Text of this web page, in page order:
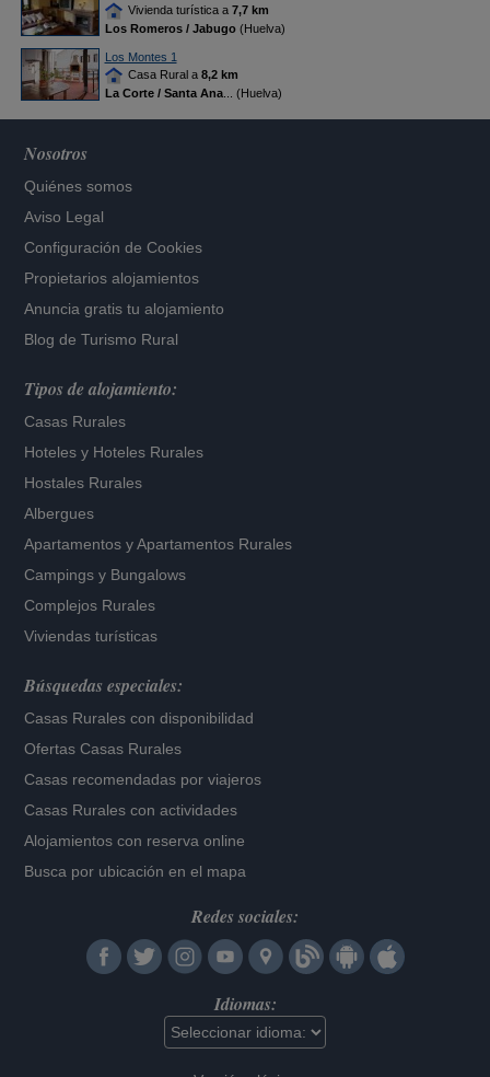
Vivienda turística a 7,7 km
Los Romeros / Jabugo(Huelva)
Los Montes 1
Casa Rural a 8,2 km
La Corte / Santa Ana... (Huelva)
Nosotros
Quiénes somos
Aviso Legal
Configuración de Cookies
Propietarios alojamientos
Anuncia gratis tu alojamiento
Blog de Turismo Rural
Tipos de alojamiento:
Casas Rurales
Hoteles y Hoteles Rurales
Hostales Rurales
Albergues
Apartamentos yApartamentos Rurales
Campings y Bungalows
Complejos Rurales
Viviendas turísticas
Búsquedas especiales:
Casas Rurales con disponibilidad
Ofertas Casas Rurales
Casas recomendadas por viajeros
Casas Rurales con actividades
Alojamientos con reserva online
Busca por ubicación en el mapa
Redes sociales:
Idiomas: